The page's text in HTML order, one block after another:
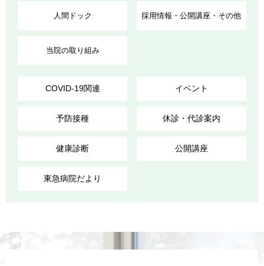
人間ドック 採用情報・公開講座・その他
当院の取り組み
COVID-19関連 イベント
予防接種 休診・代診案内
健康診断 公開講座
東急病院だより